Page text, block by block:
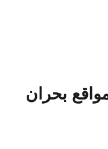
۰۶ در مواقع بحران